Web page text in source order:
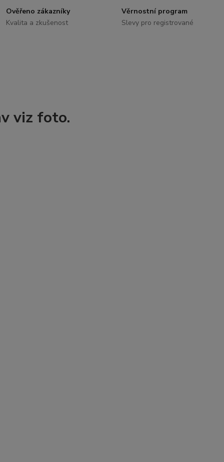
Ověřeno zákazníky
Kvalita a zkušenost
Věrnostní program
Slevy pro registrované
viz foto.